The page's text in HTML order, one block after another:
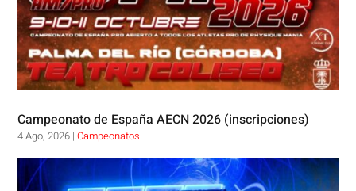
Campeonato de España AECN 2026 (inscripciones)
4 Ago, 2026 |Campeonatos